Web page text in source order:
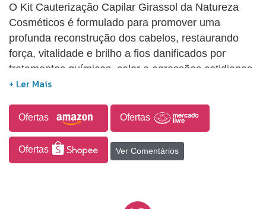
O Kit Cauterização Capilar Girassol da Natureza
Cosméticos é formulado para promover uma
profunda reconstrução dos cabelos, restaurando
força, vitalidade e brilho a fios danificados por
tratamentos químicos, calor e agressões cotidianas.
Com ativos de alta performance e uma fórmula
até o selamento das cutículas, resultando em
cabelos mais resistentes, alinhados e saudáveis,
com reconstrução imediata, redução da quebra,
fortalecimento dos fios, diminuição do frizz e
Ofertas Ofertas
Ofertas Ver Comentários